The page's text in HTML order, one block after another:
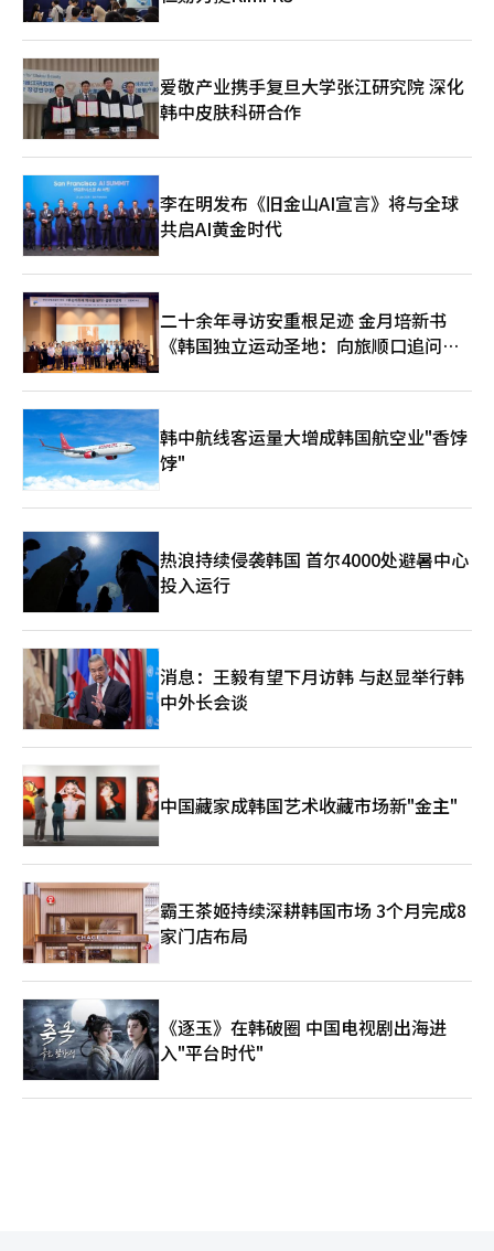
4190万韩元（均为未包含电动车购车补贴及税费减免前价格）。
若叠加国家及地方电动车补贴，两款车型的实际购入价格均有望下
探至3000万韩元区间，价格竞争力进一步凸显。 比亚迪韩国方面
表示，此次后驱版本的推出，旨在满足韩国消费者在不同驾驶环境
下对续航里程与性能平衡的需求，同时进一步扩大SEAL系列在当
地市场的占有率。未来，比亚迪韩国将持续升级产品与服务体验，
加快在韩国电动车市场的布局步伐。
厅与咖啡品牌“The Coffee Bean”合作推出“Shop in
Shop”主题汽车展厅。不过，运营模式与现代、比亚迪的自主策
划不同，现代汽车采用向咖啡品牌出租部分展厅空间的方式运营。
此类展厅在市场反响热烈。分析认为，过去访问4S店会产生一定的
心理负担，如今可以在咖啡店挑选车辆，使看车体验轻松无压力。
业内人士表示：“汽车展厅与咖啡店的有机结合是拓宽消费者规模
的战略转型，未来展厅将从传统销售店进一步转变为品牌体验空
爱敬产业携手复旦大学张江研究院 深化
韩中皮肤科研合作
李在明发布《旧金山AI宣言》将与全球
共启AI黄金时代
二十余年寻访安重根足迹 金月培新书
《韩国独立运动圣地：向旅顺口追问历
韩中航线客运量大增成韩国航空业"香饽
饽"
热浪持续侵袭韩国 首尔4000处避暑中心
投入运行
消息：王毅有望下月访韩 与赵显举行韩
中外长会谈
中国藏家成韩国艺术收藏市场新"金主"
霸王茶姬持续深耕韩国市场 3个月完成8
家门店布局
《逐玉》在韩破圈 中国电视剧出海进
入"平台时代"